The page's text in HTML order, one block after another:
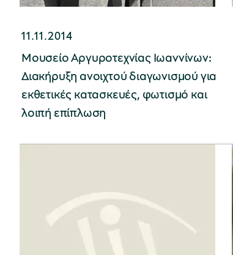
11.11.2014
Μουσείο Αργυροτεχνίας Ιωαννίνων:
Διακήρυξη ανοιχτού διαγωνισμού για
εκθετικές κατασκευές, φωτισμό και
λοιπή επίπλωση